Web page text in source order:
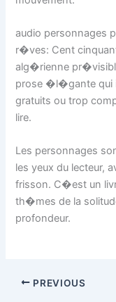
audio personnages
r�ves: Cent
alg�rienne
prose �l�gante qui
gratuits ou trop
lire.
Les personnages
les yeux du lecteur,
frisson. C�est un
th�mes de la
profondeur.
PREVIOUS